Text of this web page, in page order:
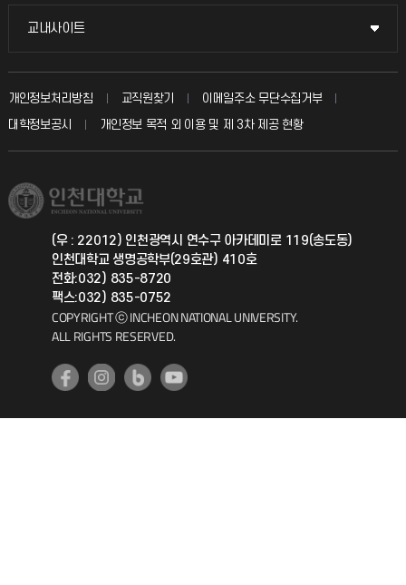
입학안내
취업정보(학생)
칭찬마당
학생서비스 지킴이
국방헬프콜
총동문회
교내사이트
교내사이트
교수회
교육혁신본부
국제지원과
공자아카데미
기초교육원
개인정보처리방침 교직원찾기
이메일주소 무단수집거부
대학정보공시
개인정보 목적 외 이용 및 제 3차 제공 현황
(우 : 22012) 인천광역시 연수구 아카데미로 119(송도동)
인천대학교 생명공학부(29호관) 410호
전화:032) 835-8720
팩스:032) 835-0752
COPYRIGHT ⓒ INCHEON NATIONAL UNIVERSITY.
ALL RIGHTS RESERVED.